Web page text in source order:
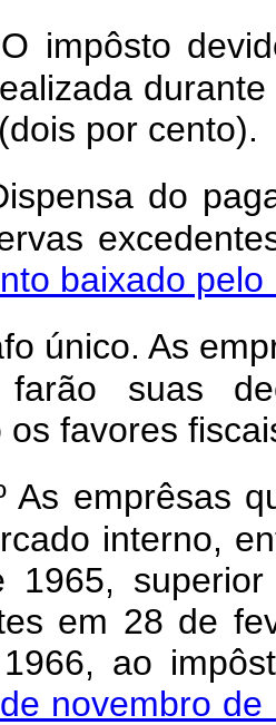
impôsto
por cento).
do
baixado
único. As
suas
os favores
As emprêsas
interno,
1965,
em 28 de
ao
novembro de